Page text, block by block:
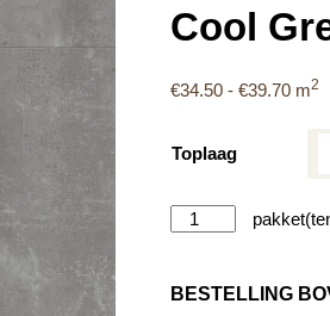
Cool
€34.50 - €39.70m2
Toplaag
Tarkett
-BESTELLING